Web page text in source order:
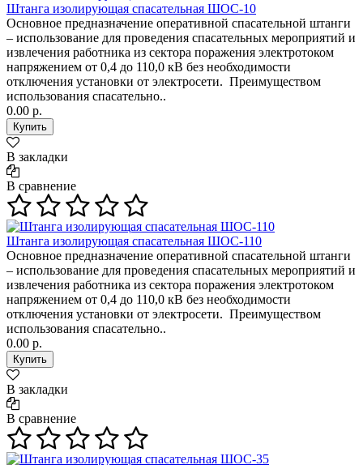
Штанга изолирующая спасательная ШОС-10
Основное предназначение оперативной спасательной штанги
– использование для проведения спасательных мероприятий и
извлечения работника из сектора поражения электротоком
напряжением от 0,4 до 110,0 кВ без необходимости
отключения установки от электросети. Преимуществом
использования спасательно..
0.00 р.
В закладки
В сравнение
Штанга изолирующая спасательная ШОС-110
Основное предназначение оперативной спасательной штанги
– использование для проведения спасательных мероприятий и
извлечения работника из сектора поражения электротоком
напряжением от 0,4 до 110,0 кВ без необходимости
отключения установки от электросети. Преимуществом
использования спасательно..
0.00 р.
В закладки
В сравнение